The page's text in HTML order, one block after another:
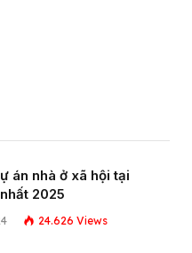
án nhà ở xã hội tại
2025
24.626 Views